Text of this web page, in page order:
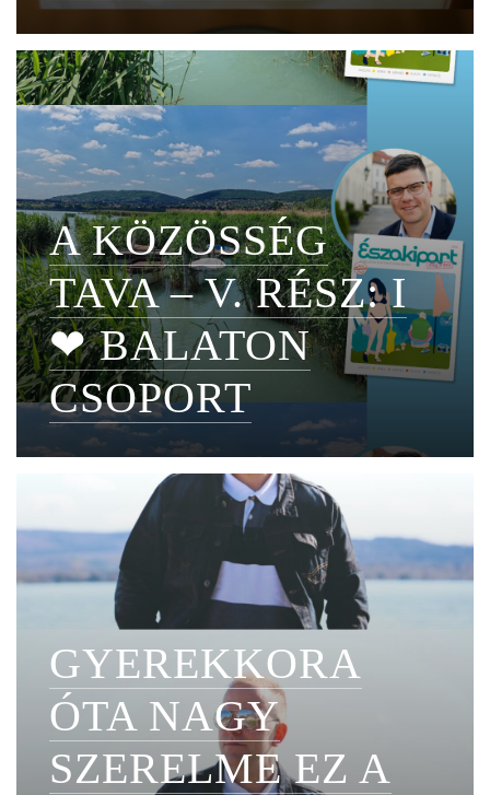
A KÖZÖSSÉG
TAVA – V. RÉSZ: I
❤ BALATON
CSOPORT
GYEREKKORA
ÓTA NAGY
SZERELME EZ A